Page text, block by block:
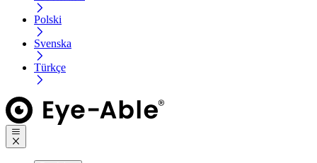
Polski
Svenska
Türkçe